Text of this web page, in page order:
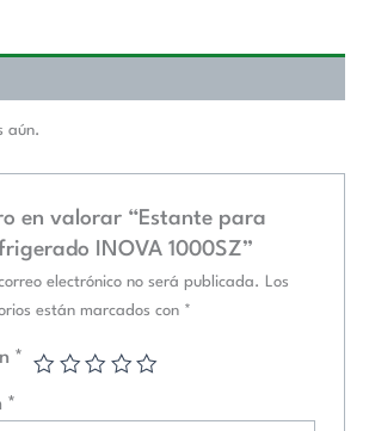
aún.
en valorar “Estante para
INOVA 1000SZ”
electrónico no será publicada.
Los
están marcados con *
*
*